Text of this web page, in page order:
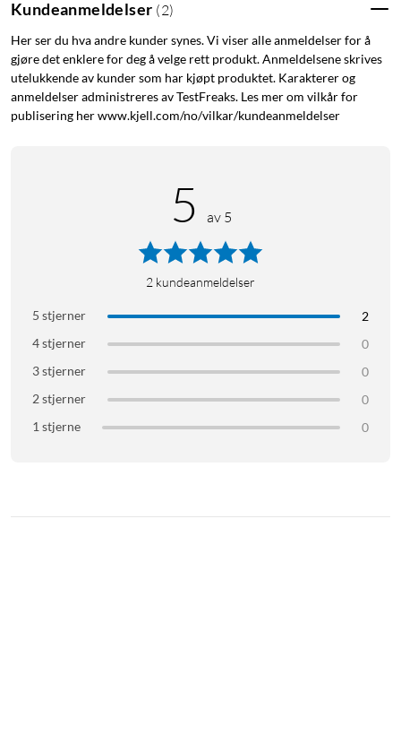
Kundeanmeldelser (2)
Her ser du hva andre kunder synes. Vi viser alle anmeldelser for å
gjøre det enklere for deg å velge rett produkt. Anmeldelsene skrives
utelukkende av kunder som har kjøpt produktet. Karakterer og
anmeldelser administreres av TestFreaks. Les mer om vilkår for
publisering her www.kjell.com/no/vilkar/kundeanmeldelser
5 av 5
2 kundeanmeldelser
5 stjerner
2
4 stjerner
0
3 stjerner
0
2 stjerner
0
1 stjerne
0